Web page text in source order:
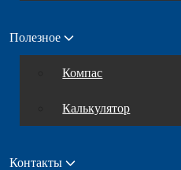
Полезное
Компас
Калькулятор
Контакты